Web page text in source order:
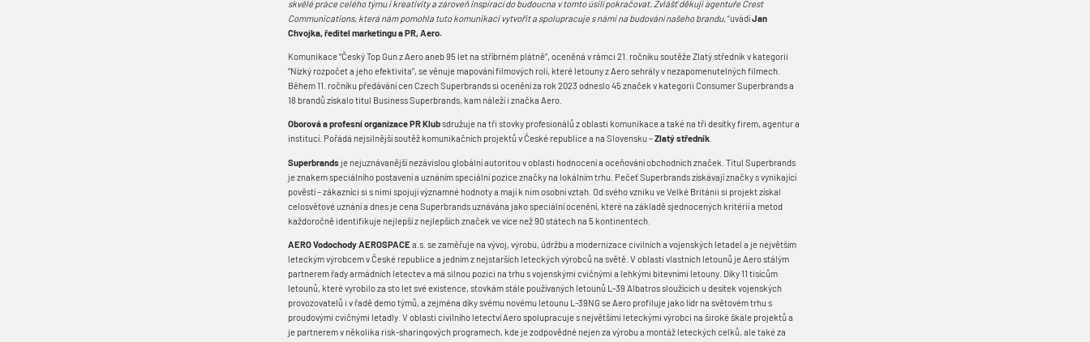
skvělé práce celého týmu i kreativity a zároveň inspirací do budoucna v tomto úsilí pokračovat. Zvlášť děkuji agentuře Crest
Communications, která nám pomohla tuto komunikaci vytvořit a spolupracuje s námi na budování našeho brandu,“uvádíJan
Chvojka, ředitel marketingu a PR, Aero.
Komunikace “Český Top Gun z Aero aneb 95 let na stříbrném plátně”, oceněná v rámci 21. ročníku soutěže Zlatý středník v kategorii
“Nízký rozpočet a jeho efektivita”, se věnuje mapování filmových rolí, které letouny z Aero sehrály v nezapomenutelných filmech.
Během 11. ročníku předávání cen Czech Superbrands si ocenění za rok 2023 odneslo 45 značek v kategorii Consumer Superbrands a
18 brandů získalo titul Business Superbrands, kam náleží i značka Aero.
Oborová a profesní organizace PR Klubsdružuje na tři stovky profesionálů z oblasti komunikace a také na tři desítky firem, agentur a
institucí. Pořádá nejsilnější soutěž komunikačních projektů v České republice a na Slovensku –Zlatý středník.
Superbrands je nejuznávanější nezávislou globální autoritou v oblasti hodnocení a oceňování obchodních značek. Titul Superbrands
je znakem speciálního postavení a uznáním speciální pozice značky na lokálním trhu. Pečeť Superbrands získávají značky s vynikající
pověstí – zákazníci si s nimi spojují významné hodnoty a mají k nim osobní vztah. Od svého vzniku ve Velké Británii si projekt získal
celosvětové uznání a dnes je cena Superbrands uznávána jako speciální ocenění, které na základě sjednocených kritérií a metod
každoročně identifikuje nejlepší z nejlepších značek ve více než 90 státech na 5 kontinentech.
AERO Vodochody AEROSPACEa.s. se zaměřuje na vývoj, výrobu, údržbu a modernizace civilních a vojenských letadel a je největším
leteckým výrobcem v České republice a jedním z nejstarších leteckých výrobců na světě. V oblasti vlastních letounů je Aero stálým
partnerem řady armádních letectev a má silnou pozici na trhu s vojenskými cvičnými a lehkými bitevními letouny. Díky 11 tisícům
letounů, které vyrobilo za sto let své existence, stovkám stále používaných letounů L-39 Albatros sloužících u desítek vojenských
provozovatelů i v řadě demo týmů, a zejména díky svému novému letounu L-39NG se Aero profiluje jako lídr na světovém trhu s
proudovými cvičnými letadly. V oblasti civilního letectví Aero spolupracuje s největšími leteckými výrobci na široké škále projektů a
je partnerem v několika risk-sharingových programech, kde je zodpovědné nejen za výrobu a montáž leteckých celků, ale také za